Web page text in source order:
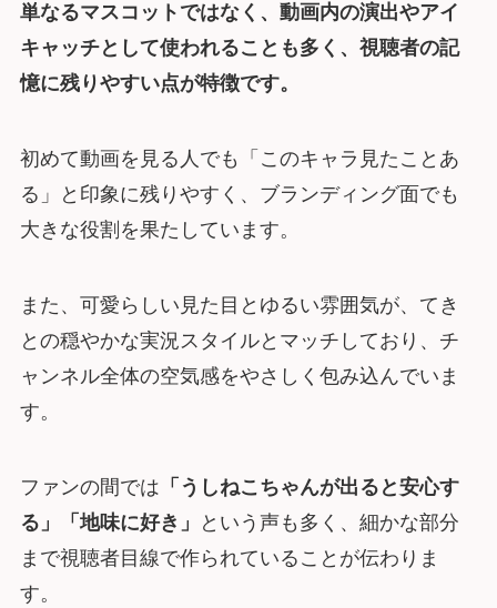
単なるマスコットではなく、動画内の演出やアイ
キャッチとして使われることも多く、視聴者の記
憶に残りやすい点が特徴です。
初めて動画を見る人でも「このキャラ見たことあ
る」と印象に残りやすく、ブランディング面でも
大きな役割を果たしています。
また、可愛らしい見た目とゆるい雰囲気が、てき
との穏やかな実況スタイルとマッチしており、チ
ャンネル全体の空気感をやさしく包み込んでいま
す。
ファンの間では 「うしねこちゃんが出ると安心す
る」「地味に好き」
という声も多く、細かな部分
まで視聴者目線で作られていることが伝わりま
す。